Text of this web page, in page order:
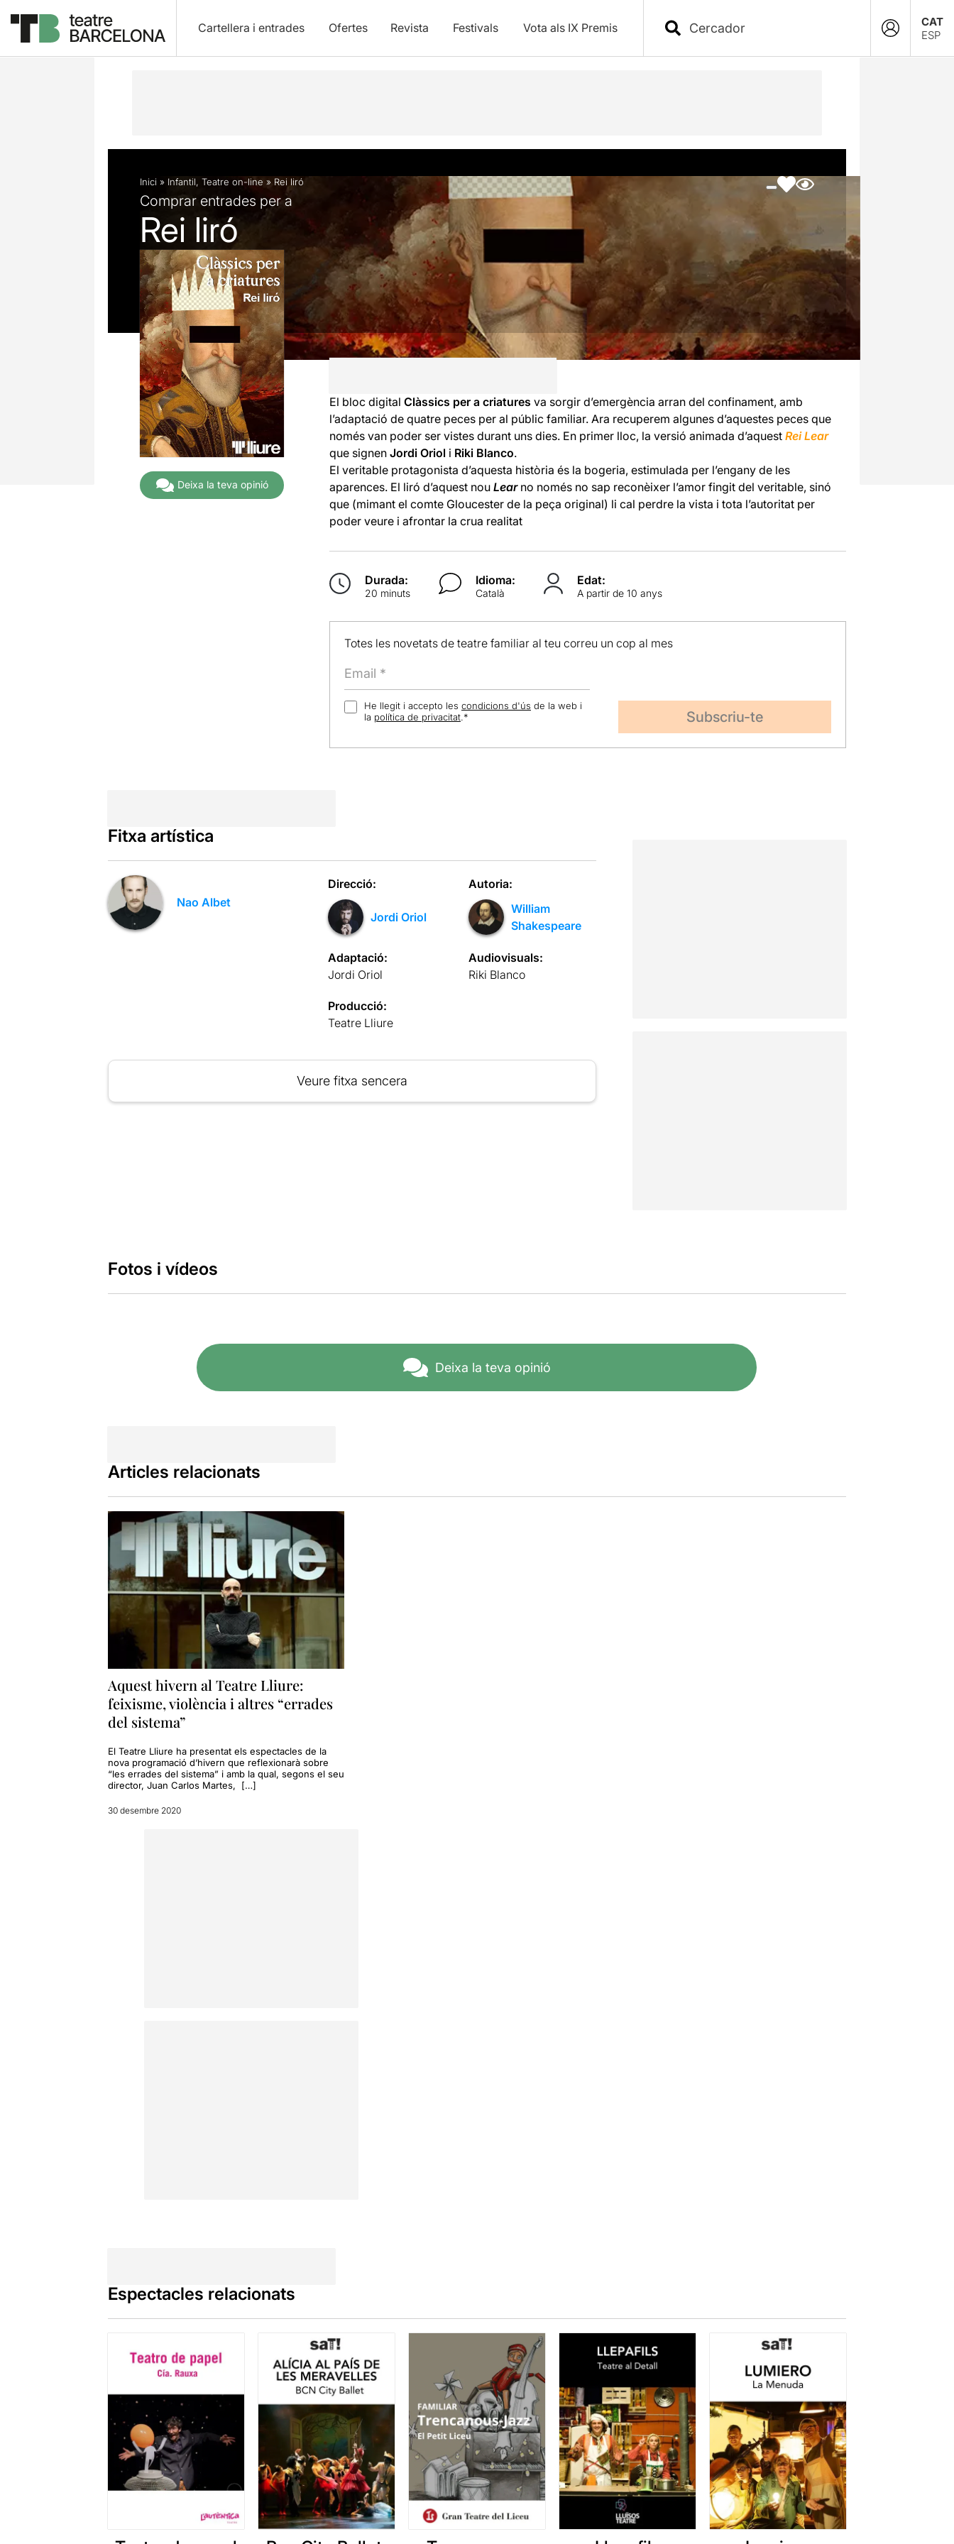
Cartellera i entrades Ofertes Revista Festivals Vota als IX Premis
CAT
ESP
Descripció Fitxa artística Fotos i vídeos Articles
Inici » Infantil, Teatre on-line » Rei liró
Comprar entrades per a
Rei liró
Deixa la teva opinió
El bloc digital Clàssics per a criatures va sorgir d’emergència arran del confinament, amb
l’adaptació de quatre peces per al públic familiar. Ara recuperem algunes d’aquestes peces que
només van poder ser vistes durant uns dies. En primer lloc, la versió animada d’aquest Rei Lear
que signen Jordi Oriol i Riki Blanco.
El veritable protagonista d’aquesta història és la bogeria, estimulada per l’engany de les
aparences. El liró d’aquest nou Lear no només no sap reconèixer l’amor fingit del veritable, sinó
que (mimant el comte Gloucester de la peça original) li cal perdre la vista i tota l’autoritat per
poder veure i afrontar la crua realitat
Durada:
20 minuts
Idioma:
Català
Edat:
A partir de 10 anys
Totes les novetats de teatre familiar al teu correu un cop al mes
He llegit i accepto les condicions d'ús de la web i
la política de privacitat.*
Fitxa artística
Nao Albet
Direcció:
Jordi Oriol
Autoria:
William
Shakespeare
Adaptació:
Jordi Oriol
Audiovisuals:
Riki Blanco
Producció:
Teatre Lliure
Veure fitxa sencera
Fotos i vídeos
Deixa la teva opinió
Articles relacionats
Aquest hivern al Teatre Lliure:
feixisme, violència i altres “errades
del sistema”
El Teatre Lliure ha presentat els espectacles de la
nova programació d’hivern que reflexionarà sobre
“les errades del sistema” i amb la qual, segons el seu
director, Juan Carlos Martes, […]
30 desembre 2020
Espectacles relacionats